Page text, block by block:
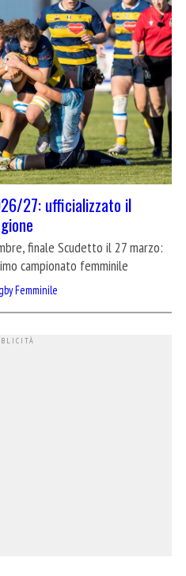
27: ufficializzato il
finale Scudetto il 27 marzo:
campionato femminile
Femminile